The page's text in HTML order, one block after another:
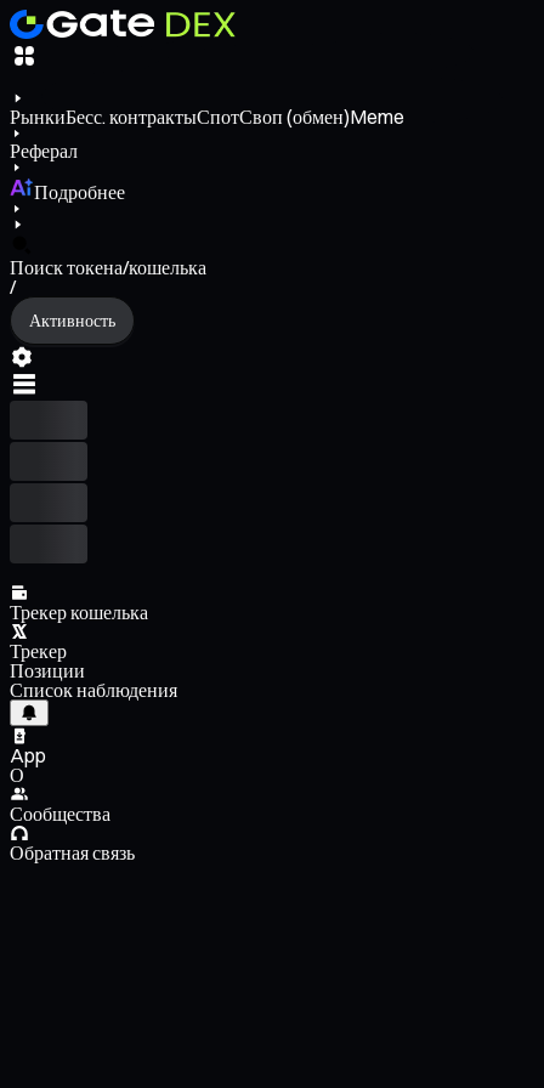
РынкиБесс. контрактыСпотСвоп (обмен)Meme
Реферал
Подробнее
Поиск токена/кошелька
/
Активность
Трекер кошелька
Трекер
Позиции
Список наблюдения
App
О
Сообщества
Обратная связь